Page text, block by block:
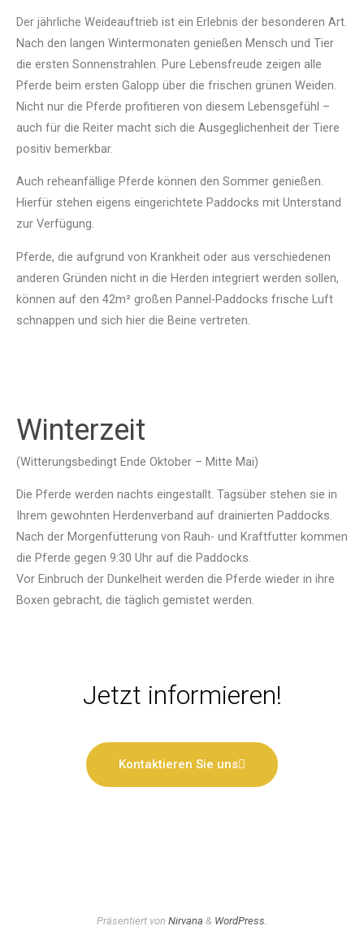
Der jährliche Weideauftrieb ist ein Erlebnis der besonderen Art.
Nach den langen Wintermonaten genießen Mensch und Tier
die ersten Sonnenstrahlen. Pure Lebensfreude zeigen alle
Pferde beim ersten Galopp über die frischen grünen Weiden.
Nicht nur die Pferde profitieren von diesem Lebensgefühl –
auch für die Reiter macht sich die Ausgeglichenheit der Tiere
positiv bemerkbar.
Auch reheanfällige Pferde können den Sommer genießen.
Hierfür stehen eigens eingerichtete Paddocks mit Unterstand
zur Verfügung.
Pferde, die aufgrund von Krankheit oder aus verschiedenen
anderen Gründen nicht in die Herden integriert werden sollen,
können auf den 42m² großen Pannel-Paddocks frische Luft
schnappen und sich hier die Beine vertreten.
Winterzeit
(Witterungsbedingt Ende Oktober – Mitte Mai)
Die Pferde werden nachts eingestallt. Tagsüber stehen sie in
Ihrem gewohnten Herdenverband auf drainierten Paddocks.
Nach der Morgenfütterung von Rauh- und Kraftfutter kommen
die Pferde gegen 9:30 Uhr auf die Paddocks.
Vor Einbruch der Dunkelheit werden die Pferde wieder in ihre
Boxen gebracht, die täglich gemistet werden.
Jetzt informieren!
Kontaktieren Sie uns
Präsentiert von Nirvana & WordPress.